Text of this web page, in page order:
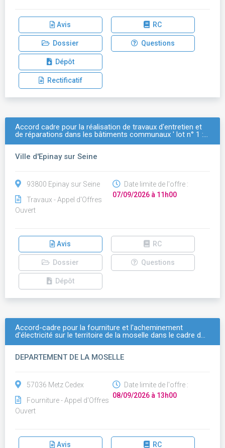
Avis RC
Dossier Questions
Dépôt
Rectificatif
Accord cadre pour la réalisation de travaux d'entretien et
de réparations dans les bâtiments communaux ' lot n° 1 :…
Ville d'Epinay sur Seine
93800 Epinay sur Seine
Travaux - Appel d'Offres
Ouvert
Date limite de l'offre :
07/09/2026 à 11h00
Avis RC
Dossier Questions
Dépôt
Accord-cadre pour la fourniture et l'acheminement
d'électricité sur le territoire de la moselle dans le cadre d…
DEPARTEMENT DE LA MOSELLE
57036 Metz Cedex
Fourniture - Appel d'Offres
Ouvert
Date limite de l'offre :
08/09/2026 à 13h00
Avis RC